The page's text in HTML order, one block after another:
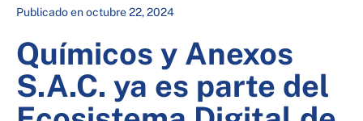
Publicado enoctubre 22, 2024
Químicos y Anexos
S.A.C. ya es parte del